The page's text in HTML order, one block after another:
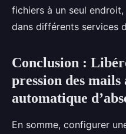
fichiers à un seul
dans différents services
Conclusion :
pression des mails
automatique
En somme, configurer